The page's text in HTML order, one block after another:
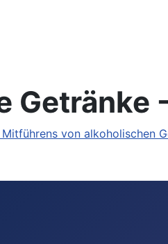
Getränke
von alkoholischen